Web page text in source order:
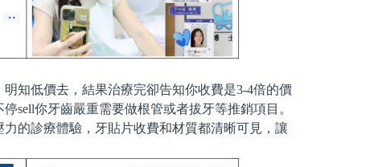
知低價去，結果治療完卻告知你收費是3-4倍的價
sell你牙齒嚴重需要做根管或者拔牙等推銷項目。
的診療體驗，牙貼片收費和材質都清晰可見，讓